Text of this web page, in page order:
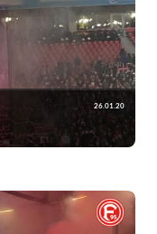
26.01.20